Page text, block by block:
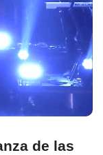
de las